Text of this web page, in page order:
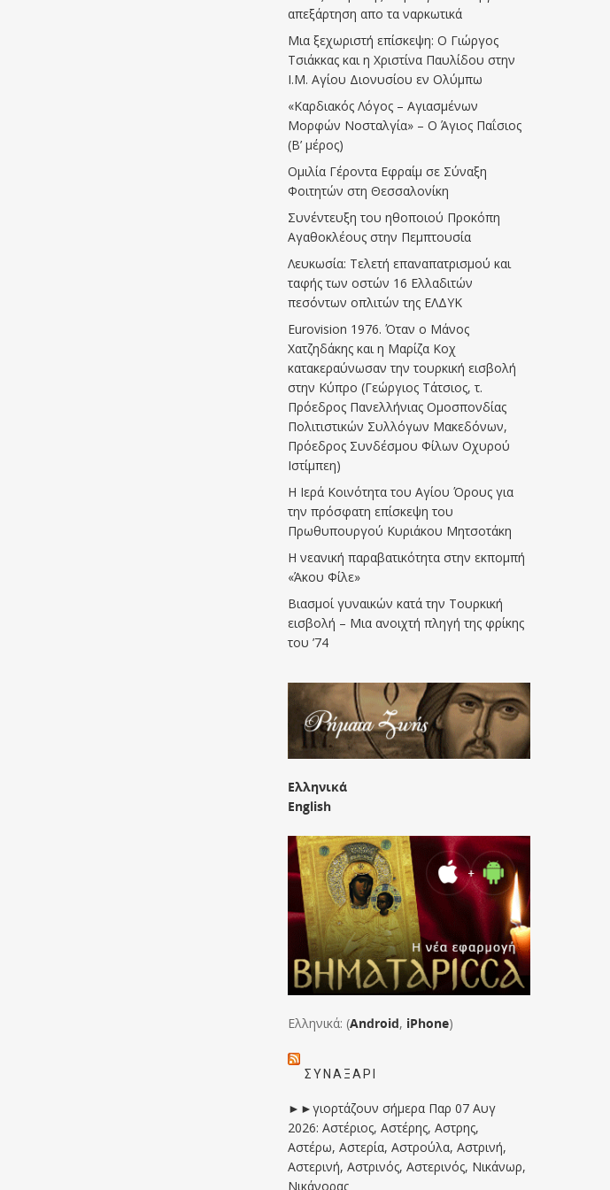
απεξάρτηση απο τα ναρκωτικά
Μια ξεχωριστή επίσκεψη: Ο Γιώργος
Τσιάκκας και η Χριστίνα Παυλίδου στην
Ι.Μ. Αγίου Διονυσίου εν Ολύμπω
«Καρδιακός Λόγος – Αγιασμένων
Μορφών Νοσταλγία» – Ο Άγιος Παΐσιος
(Β’ μέρος)
Ομιλία Γέροντα Εφραίμ σε Σύναξη
Φοιτητών στη Θεσσαλονίκη
Συνέντευξη του ηθοποιού Προκόπη
Αγαθοκλέους στην Πεμπτουσία
Λευκωσία: Τελετή επαναπατρισμού και
ταφής των οστών 16 Ελλαδιτών
πεσόντων οπλιτών της ΕΛΔΥΚ
Eurovision 1976. Όταν ο Μάνος
Χατζηδάκης και η Μαρίζα Κοχ
κατακεραύνωσαν την τουρκική εισβολή
στην Κύπρο (Γεώργιος Τάτσιος, τ.
Πρόεδρος Πανελλήνιας Ομοσπονδίας
Πολιτιστικών Συλλόγων Μακεδόνων,
Πρόεδρος Συνδέσμου Φίλων Οχυρού
Ιστίμπεη)
Η Ιερά Κοινότητα του Αγίου Όρους για
την πρόσφατη επίσκεψη του
Πρωθυπουργού Κυριάκου Μητσοτάκη
Η νεανική παραβατικότητα στην εκπομπή
«Άκου Φίλε»
Βιασμοί γυναικών κατά την Τουρκική
εισβολή – Μια ανοιχτή πληγή της φρίκης
του ’74
Ελληνικά
English
Ελληνικά: (Android, iPhone)
ΣΥΝΑΞΆΡΙ
►►γιορτάζουν σήμερα Παρ 07 Αυγ
2026: Αστέριος, Αστέρης, Αστρης,
Αστέρω, Αστερία, Αστρούλα, Αστρινή,
Αστερινή, Αστρινός, Αστερινός, Νικάνωρ,
Νικάνορας